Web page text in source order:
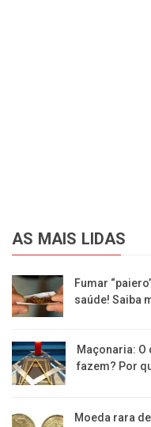
AS MAIS LIDAS
Fumar
saúde! Saiba
Maçonaria: O
fazem? Por
Moeda rara